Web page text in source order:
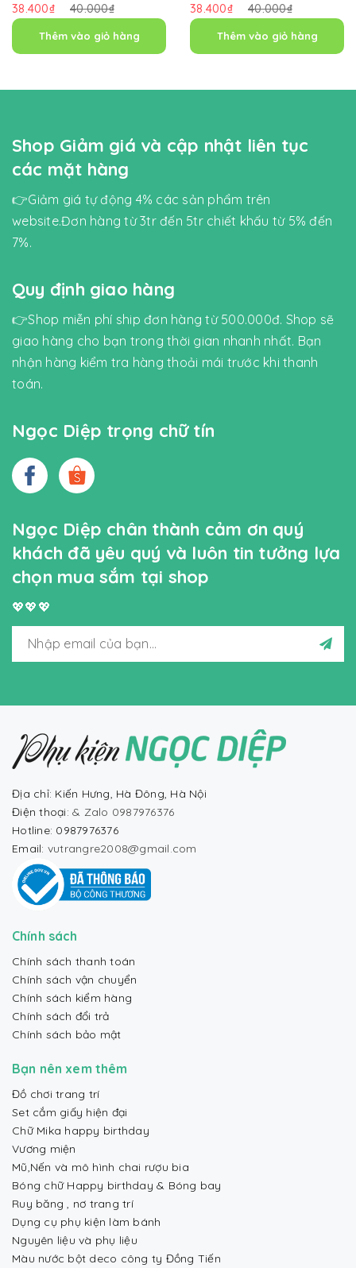
38.400₫ 40.000₫
Thêm vào giỏ hàng
38.400₫ 40.000₫
Thêm vào giỏ hàng
Shop Giảm giá và cập nhật liên tục
các mặt hàng
👉Giảm giá tự động 4% các sản phẩm trên
website.Đơn hàng từ 3tr đến 5tr chiết khấu từ 5% đến
7%.
Quy định giao hàng
👉Shop miễn phí ship đơn hàng từ 500.000đ. Shop sẽ
giao hàng cho bạn trong thời gian nhanh nhất. Bạn
nhận hàng kiểm tra hàng thoải mái trước khi thanh
toán.
Ngọc Diệp trọng chữ tín
Ngọc Diệp chân thành cảm ơn quý
khách đã yêu quý và luôn tin tưởng lựa
chọn mua sắm tại shop
💖💖💖
Địa chỉ: Kiến Hưng, Hà Đông, Hà Nội
Điện thoại: & Zalo 0987976376
Hotline: 0987976376
Email: vutrangre2008@gmail.com
Chính sách
Chính sách thanh toán
Chính sách vận chuyển
Chính sách kiểm hàng
Chính sách đổi trả
Chính sách bảo mật
Bạn nên xem thêm
Đồ chơi trang trí
Set cắm giấy hiện đại
Chữ Mika happy birthday
Vương miện
Mũ,Nến và mô hình chai rượu bia
Bóng chữ Happy birthday & Bóng bay
Ruy băng , nơ trang trí
Dụng cụ phụ kiện làm bánh
Nguyên liệu và phụ liệu
Màu nước bột deco công ty Đồng Tiến